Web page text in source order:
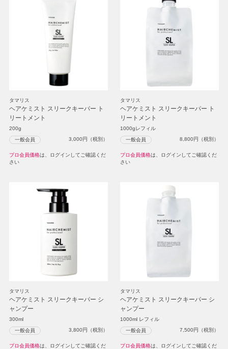
タマリス
ヘアケミスト スリークキーパー ト
リートメント
200g
一般会員 3,000円（税別）
プロ会員価格は、ログインしてご確認くだ
さい
タマリス
ヘアケミスト スリークキーパー ト
リートメント
1000gレフィル
一般会員 8,800円（税別）
プロ会員価格は、ログインしてご確認くだ
さい
タマリス
ヘアケミスト スリークキーパー シ
ャンプー
300ml
一般会員 3,800円（税別）
プロ会員価格は、ログインしてご確認くだ
タマリス
ヘアケミスト スリークキーパー シ
ャンプー
1000ml レフィル
一般会員 7,500円（税別）
プロ会員価格は、ログインしてご確認くだ